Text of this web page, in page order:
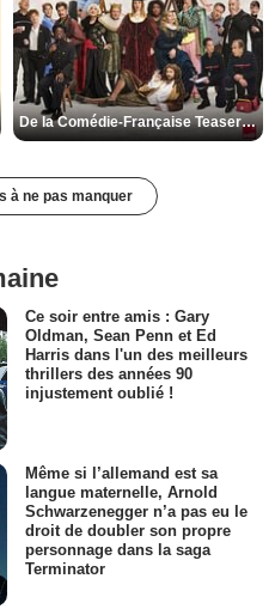
De la Comédie-Française Teaser VF
à ne pas manquer
Ce soir entre amis : Gary
Oldman, Sean Penn et Ed
Harris dans l'un des meilleurs
thrillers des années 90
injustement oublié !
Même si l’allemand est sa
langue maternelle, Arnold
Schwarzenegger n’a pas eu le
droit de doubler son propre
personnage dans la saga
Terminator